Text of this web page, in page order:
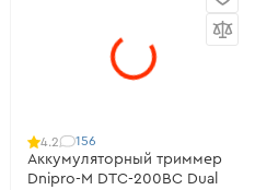
4.2 156
Аккумуляторный триммер
Dnipro-M DTC-200BC Dual